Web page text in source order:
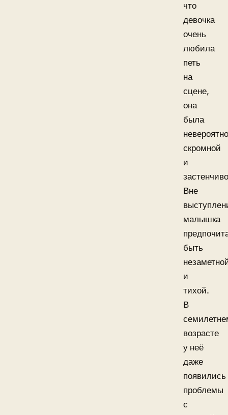
что
девочка
очень
любила
петь
на
сцене,
она
была
невероятно
скромной
и
Вне
малышка
быть
и
тихой.
В
возрасте
у неё
даже
появились
проблемы
с